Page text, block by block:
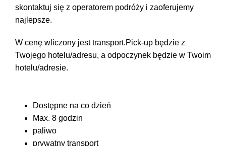
skontaktuj się z operatorem podróży i zaoferujemy
najlepsze.
W cenę wliczony jest transport.Pick-up będzie z
Twojego hotelu/adresu, a odpoczynek będzie w Twoim
hotelu/adresie.
Dostępne na co dzień
Max. 8 godzin
paliwo
prywatny transport